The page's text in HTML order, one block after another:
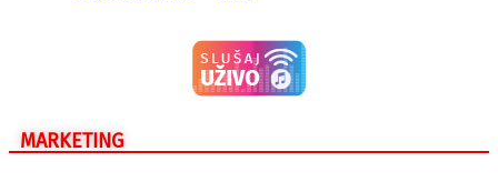
MARKETING